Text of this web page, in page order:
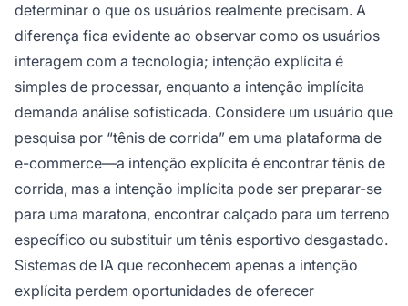
determinar o que os usuários realmente precisam. A
diferença fica evidente ao observar como os usuários
interagem com a tecnologia; intenção explícita é
simples de processar, enquanto a intenção implícita
demanda análise sofisticada. Considere um usuário que
pesquisa por “tênis de corrida” em uma plataforma de
e-commerce—a intenção explícita é encontrar tênis de
corrida, mas a intenção implícita pode ser preparar-se
para uma maratona, encontrar calçado para um terreno
específico ou substituir um tênis esportivo desgastado.
Sistemas de IA que reconhecem apenas a intenção
explícita perdem oportunidades de oferecer